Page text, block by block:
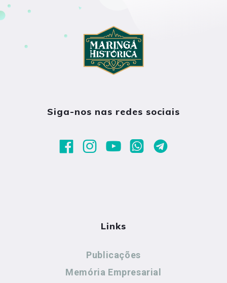
Siga-nos nas redes sociais
Links
Publicações
Memória Empresarial